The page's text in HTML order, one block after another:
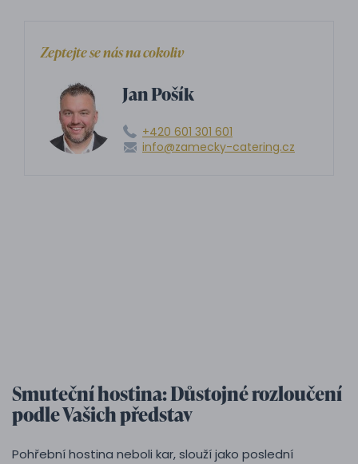
Zeptejte se nás na cokoliv
Jan Pošík
+420 601 301 601
info@zamecky-catering.cz
Smuteční hostina: Důstojné rozloučení
podle Vašich představ
Pohřební hostina neboli kar, slouží jako poslední